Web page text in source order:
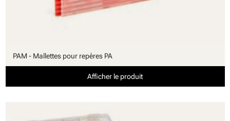
PAM - Mallettes pour repères PA
Afficher le produit